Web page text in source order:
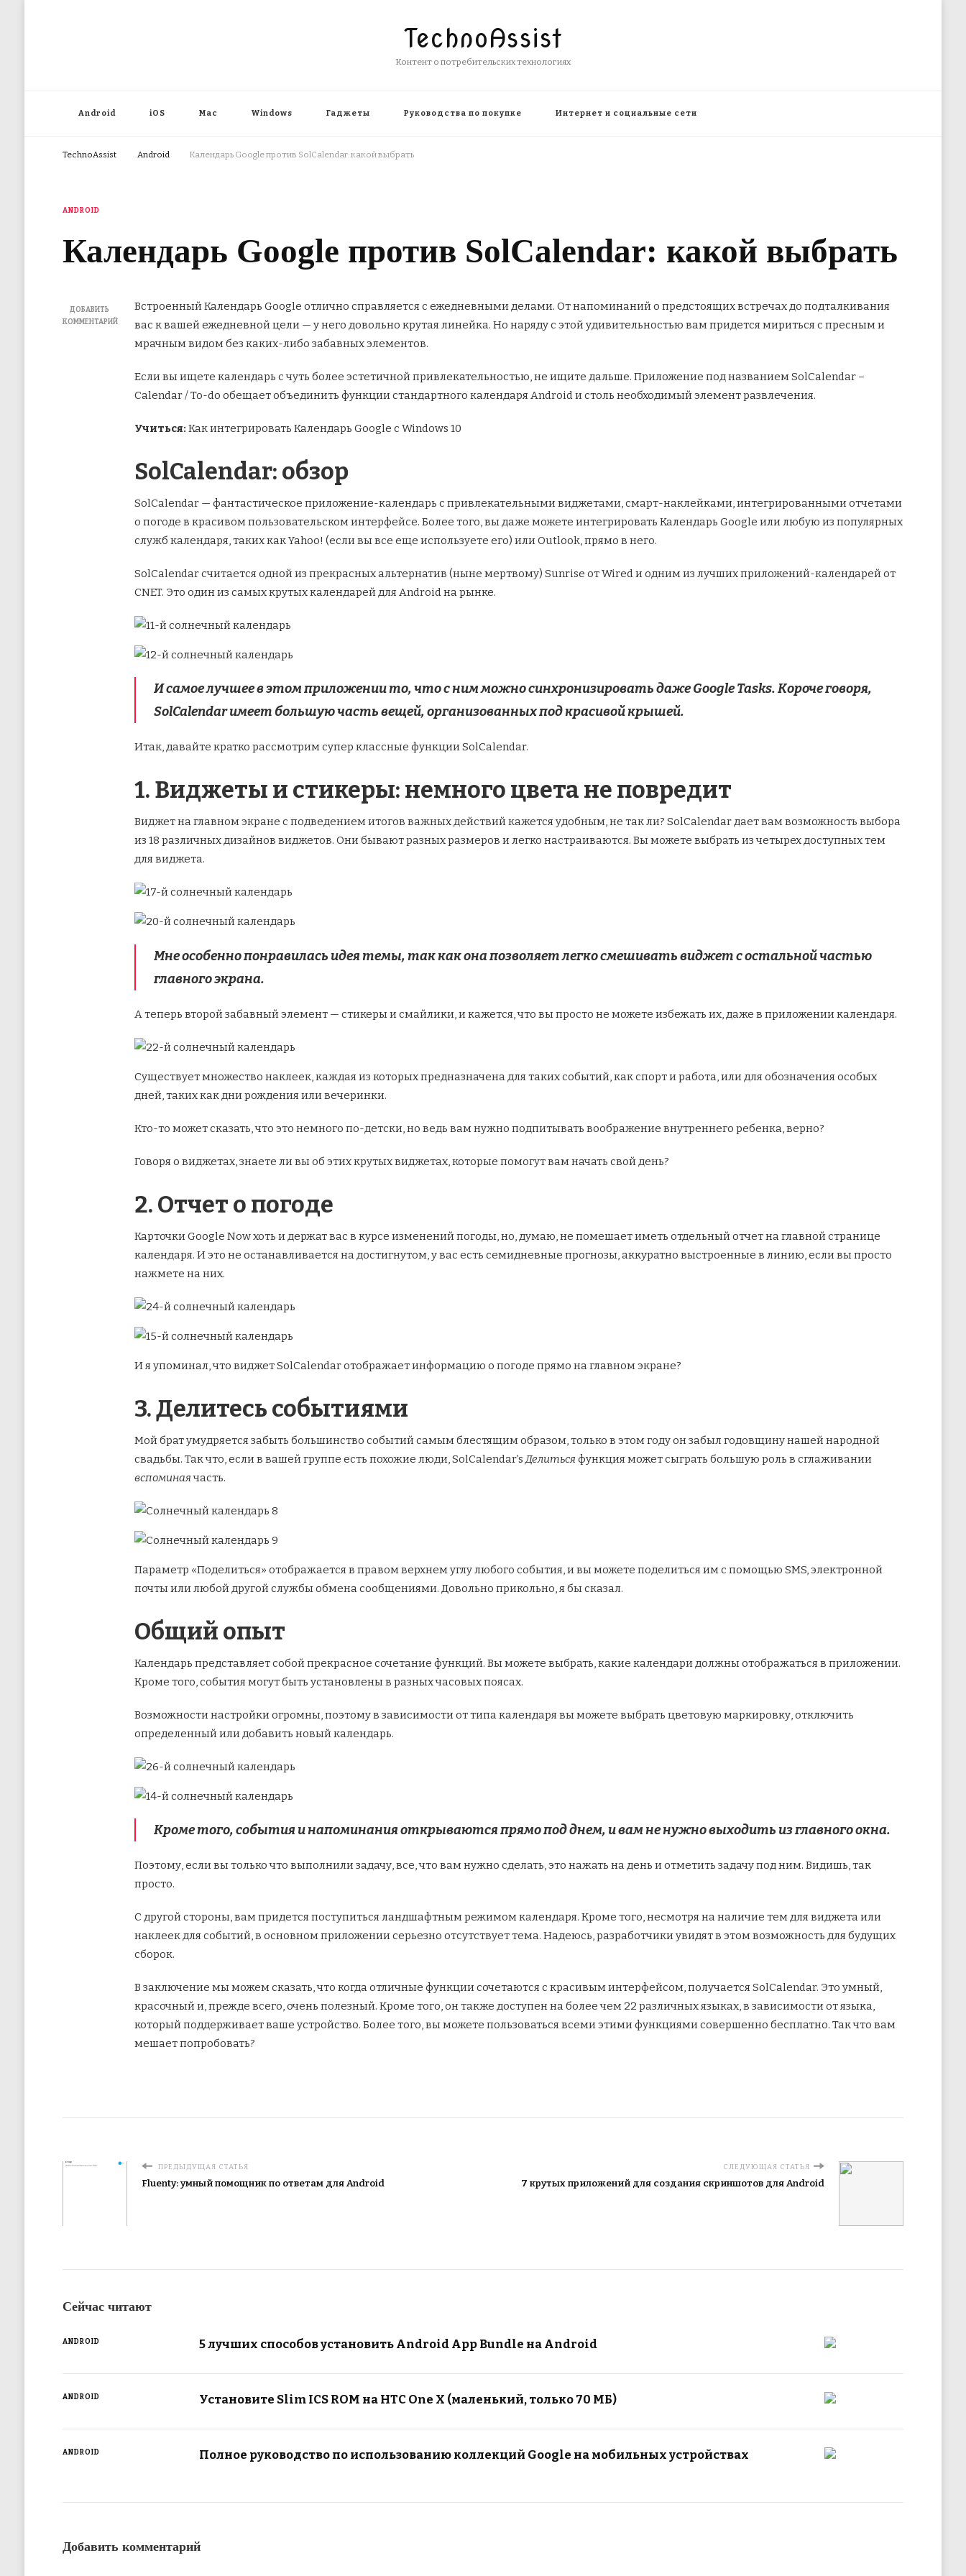
TechnoAssist
Контент о потребительских технологиях
Android iOS Mac Windows Гаджеты Руководства по покупке Интернет и социальные сети
TechnoAssist Android Календарь Google против SolCalendar: какой выбрать
ANDROID
Календарь Google против SolCalendar: какой выбрать
ДОБАВИТЬ
КОММЕНТАРИЙ
SOLCALENDAR:
Встроенный Календарь Google отлично справляется с ежедневными делами. От напоминаний о предстоящих встречах до подталкивания
вас к вашей ежедневной цели — у него довольно крутая линейка. Но наряду с этойудивительностью вам придется мириться с пресным и
мрачным видом без каких-либо забавных элементов.
Если вы ищете календарь с чуть более эстетичной привлекательностью, не ищите дальше. Приложение под названием SolCalendar –
Calendar / To-do обещает объединить функции стандартного календаря Android и столь необходимый элемент развлечения.
Учиться: Как интегрировать Календарь Google с Windows 10
SolCalendar: обзор
SolCalendar — фантастическое приложение-календарь с привлекательными виджетами, смарт-наклейками, интегрированными отчетами
о погоде в красивом пользовательском интерфейсе. Более того, вы даже можете интегрировать Календарь Google или любую из популярных
служб календаря, таких как Yahoo! (если вы все еще используете его) или Outlook, прямо в него.
SolCalendar считается одной из прекрасных альтернатив (ныне мертвому) Sunrise от Wired и одним из лучших приложений-календарей от
CNET. Это один из самых крутых календарей для Android на рынке.
И самое лучшее в этом приложении то, что с ним можно синхронизировать даже Google Tasks. Короче говоря,
SolCalendar имеет большую часть вещей, организованных под красивой крышей.
Итак, давайте кратко рассмотрим супер классные функции SolCalendar.
1. Виджеты и стикеры: немного цвета не повредит
Виджет на главном экране с подведением итогов важных действий кажется удобным, не так ли? SolCalendar дает вам возможность выбора
из 18 различных дизайнов виджетов. Они бывают разных размеров и легко настраиваются. Вы можете выбрать из четырех доступных тем
для виджета.
Мне особенно понравилась идея темы, так как она позволяет легко смешивать виджет с остальной частью
главного экрана.
А теперь второй забавный элемент — стикеры и смайлики, и кажется, что вы просто не можете избежать их, даже в приложении календаря.
Существует множество наклеек, каждая из которых предназначена для таких событий, как спорт и работа, или для обозначения особых
дней, таких как дни рождения или вечеринки.
Кто-то может сказать, что это немного по-детски, но ведь вам нужно подпитывать воображение внутреннего ребенка, верно?
Говоря о виджетах, знаете ли вы об этих крутых виджетах, которые помогут вам начать свой день?
2. Отчет о погоде
Карточки Google Now хоть и держат вас в курсе изменений погоды, но, думаю, не помешает иметь отдельный отчет на главной странице
календаря. И это не останавливается на достигнутом, у вас есть семидневные прогнозы, аккуратно выстроенные в линию, если вы просто
нажмете на них.
И я упоминал, что виджет SolCalendar отображает информацию о погоде прямо на главном экране?
3. Делитесь событиями
Мой брат умудряется забыть большинство событий самым блестящим образом, только в этом году он забыл годовщину нашей народной
свадьбы. Так что, если в вашей группе есть похожие люди, SolCalendar’sДелиться функция может сыграть большую роль в сглаживании
вспоминаячасть.
Параметр «Поделиться» отображается в правом верхнем углу любого события, и вы можете поделиться им с помощью SMS, электронной
почты или любой другой службы обмена сообщениями. Довольно прикольно, я бы сказал.
Общий опыт
Календарь представляет собой прекрасное сочетание функций. Вы можете выбрать, какие календари должны отображаться в приложении.
Кроме того, события могут быть установлены в разных часовых поясах.
Возможности настройки огромны, поэтому в зависимости от типа календаря вы можете выбрать цветовую маркировку, отключить
определенный или добавить новый календарь.
Кроме того, события и напоминания открываются прямо под днем, и вам не нужно выходить из главного окна.
Поэтому, если вы только что выполнили задачу, все, что вам нужно сделать, это нажать на день и отметить задачу под ним. Видишь, так
просто.
С другой стороны, вам придется поступиться ландшафтным режимом календаря. Кроме того, несмотря на наличие тем для виджета или
наклеек для событий, в основном приложении серьезно отсутствует тема. Надеюсь, разработчики увидят в этом возможность для будущих
сборок.
В заключение мы можем сказать, что когда отличные функции сочетаются с красивым интерфейсом, получается SolCalendar. Это умный,
красочный и, прежде всего, очень полезный. Кроме того, он также доступен на более чем 22 различных языках, в зависимости от языка,
который поддерживает ваше устройство. Более того, вы можете пользоваться всеми этими функциями совершенно бесплатно. Так что вам
мешает попробовать?
ПРЕДЫДУЩАЯ СТАТЬЯ
Fluenty: умный помощник по ответам для Android
СЛЕДУЮЩАЯ СТАТЬЯ
7 крутых приложений для создания скриншотов для Android
Сейчас читают
ANDROID 5 лучших способов установить Android App Bundle на Android
ANDROID Установите Slim ICS ROM на HTC One X (маленький, только 70 МБ)
ANDROID Полное руководство по использованию коллекций Google на мобильных устройствах
Добавить комментарий